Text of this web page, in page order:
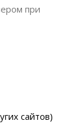
при
сайтов)